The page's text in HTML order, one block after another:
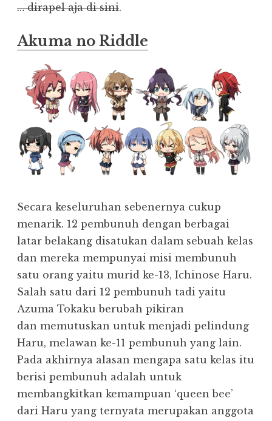
… dirapel aja di sini.
Akuma no Riddle
Secara keseluruhan sebenernya cukup
menarik. 12 pembunuh dengan berbagai
latar belakang disatukan dalam sebuah kelas
dan mereka mempunyai misi membunuh
satu orang yaitu murid ke-13, Ichinose Haru.
Salah satu dari 12 pembunuh tadi yaitu
Azuma Tokaku berubah pikiran
dan memutuskan untuk menjadi pelindung
Haru, melawan ke-11 pembunuh yang lain.
Pada akhirnya alasan mengapa satu kelas itu
berisi pembunuh adalah untuk
membangkitkan kemampuan ‘queen bee’
dari Haru yang ternyata merupakan anggota